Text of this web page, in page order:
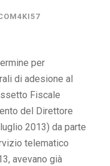
per
di adesione al
Fiscale
del Direttore
2013) da parte
telematico
avevano già